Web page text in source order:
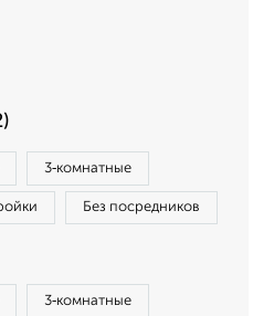
3‑комнатные
Без посредников
3‑комнатные